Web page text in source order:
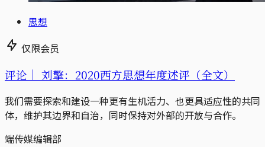
思想
仅限会员
评论｜ 刘擎：2020西方思想年度述评（全文）
我们需要探索和建设一种更有生机活力、也更具适应性的共同
体，维护其边界和自治，同时保持对外部的开放与合作。
端传媒编辑部